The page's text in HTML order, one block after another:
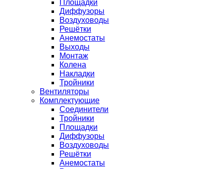
Площадки
Диффузоры
Воздуховоды
Решётки
Анемостаты
Выходы
Монтаж
Колена
Накладки
Тройники
Вентиляторы
Комплектующие
Соединители
Тройники
Площадки
Диффузоры
Воздуховоды
Решётки
Анемостаты